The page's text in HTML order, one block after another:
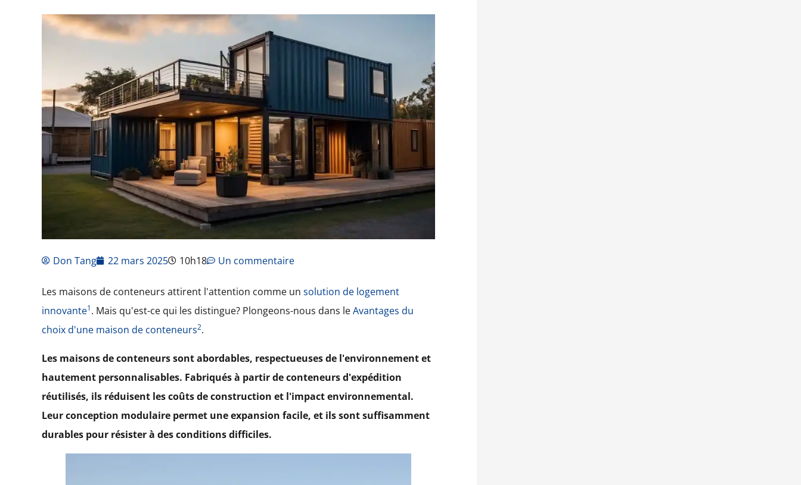
Don Tang 22 mars 2025 10h18 Un commentaire
Les maisons de conteneurs attirent l'attention comme un solution de logement
innovante1. Mais qu'est-ce qui les distingue? Plongeons-nous dans leAvantages du
choix d'une maison de conteneurs2.
Les maisons de conteneurs sont abordables, respectueuses de l'environnement et
hautement personnalisables. Fabriqués à partir de conteneurs d'expédition
réutilisés, ils réduisent les coûts de construction et l'impact environnemental.
Leur conception modulaire permet une expansion facile, et ils sont suffisamment
durables pour résister à des conditions difficiles.